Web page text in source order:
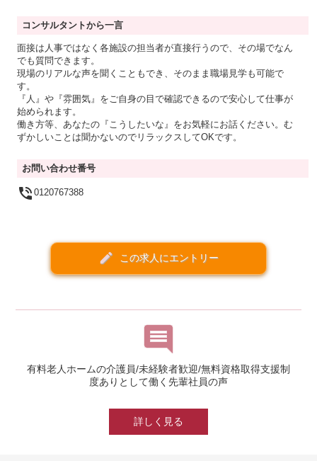
コンサルタントから一言
面接は人事ではなく各施設の担当者が直接行うので、その場でなん
でも質問できます。
現場のリアルな声を聞くこともでき、そのまま職場見学も可能で
す。
『人』や『雰囲気』をご自身の目で確認できるので安心して仕事が
始められます。
働き方等、あなたの『こうしたいな』をお気軽にお話ください。む
ずかしいことは聞かないのでリラックスしてOKです。
お問い合わせ番号
0120767388
create この求人にエントリー
有料老人ホームの介護員/未経験者歓迎/無料資格取得支援制
度ありとして働く先輩社員の声
詳しく見る